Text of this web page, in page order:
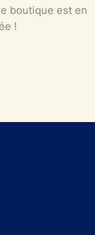
boutique est en
!